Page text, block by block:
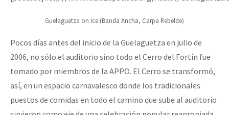
Guelaguetza on Ice (Banda Ancha, Carpa Rebelde)
Pocos días antes del inicio de la Guelaguetza en julio de
2006, no sólo el auditorio sino todo el Cerro del Fortín fue
tomado por miembros de la APPO. El Cerro se transformó,
así, en un espacio carnavalesco donde los tradicionales
puestos de comidas en todo el camino que sube al auditorio